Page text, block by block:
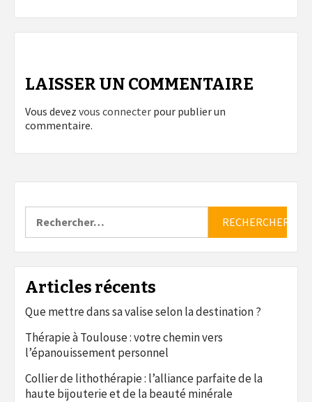
LAISSER UN COMMENTAIRE
Vous devez vous connecter pour publier un
commentaire.
Articles récents
Que mettre dans sa valise selon la destination ?
Thérapie à Toulouse : votre chemin vers
l’épanouissement personnel
Collier de lithothérapie : l’alliance parfaite de la
haute bijouterie et de la beauté minérale